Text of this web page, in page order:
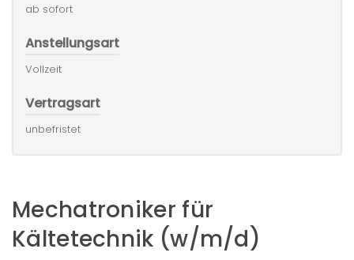
ab sofort
Anstellungsart
Vollzeit
Vertragsart
unbefristet
Mechatroniker für
Kältetechnik (w/m/d)